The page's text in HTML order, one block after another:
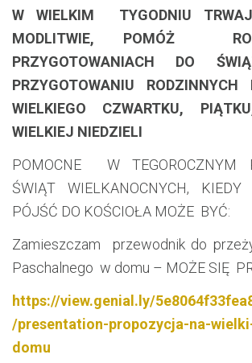
W WIELKIM TYGODNIU
MODLITWIE, POMÓŻ
PRZYGOTOWANIACH DO
PRZYGOTOWANIU RODZINNYCH
WIELKIEGO CZWARTKU,
WIELKIEJ NIEDZIELI
POMOCNE W TEGOROCZNYM
ŚWIĄT WIELKANOCNYCH,
PÓJŚĆ DO KOŚCIOŁA MOŻE BYĆ:
Zamieszczam przewodnik do
Paschalnego w domu – MOŻE SIĘ
https://view.genial.ly/
/presentation-propozycja-na-
domu